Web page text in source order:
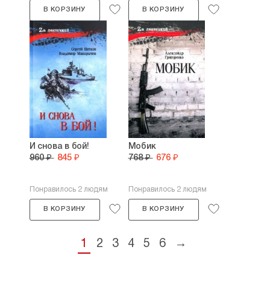
В КОРЗИНУ В КОРЗИНУ
И снова в бой!
960 ₽ 845 ₽
Понравилось 2 людям
В КОРЗИНУ
Мобик
768 ₽ 676 ₽
Понравилось 2 людям
В КОРЗИНУ
1 2 3 4 5 6 →